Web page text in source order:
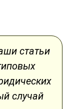
статьи
случай